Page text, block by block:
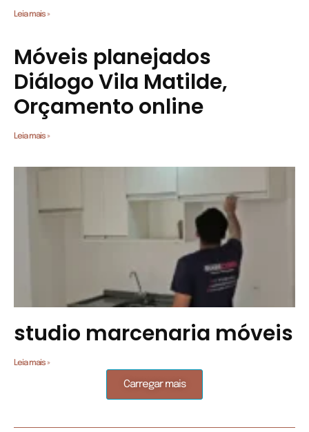
Leia mais »
Móveis planejados
Diálogo Vila Matilde,
Orçamento online
Leia mais »
studio marcenaria móveis
Leia mais »
Carregar mais